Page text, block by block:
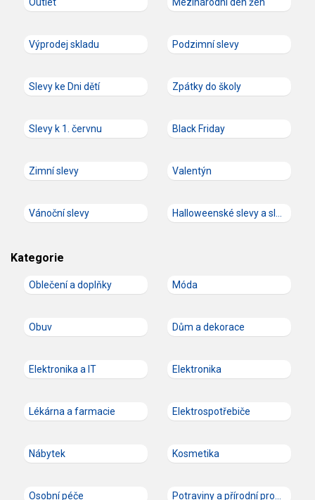
Výprodej skladu Podzimní slevy
Slevy ke Dni dětí Zpátky do školy
Slevy k 1. červnu Black Friday
Zimní slevy Valentýn
Vánoční slevy
Kategorie
Oblečení a doplňky Móda
Obuv Dům a dekorace
Elektronika a IT Elektronika
Lékárna a farmacie Elektrospotřebiče
Nábytek Kosmetika
Osobní péče